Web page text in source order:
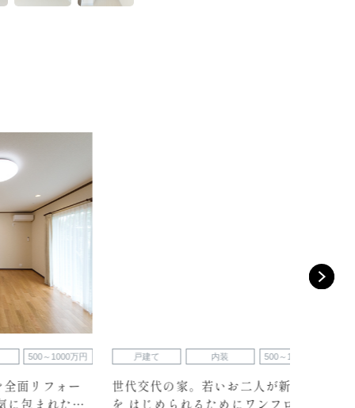
万円
ォー
た
戸建て 500～1000万円
世代交代の家。若いお二人が新生活
を はじめられるためにワンフロア